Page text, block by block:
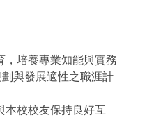
，培養專業知能與實務
與發展適性之職涯計
本校校友保持良好互